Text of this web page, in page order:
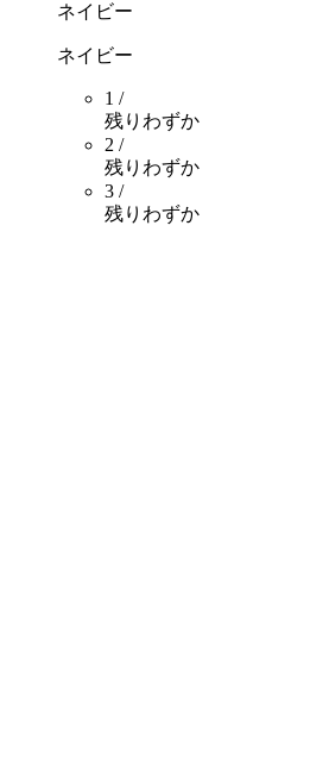
ネイビー
ネイビー
1 /
残りわずか
2 /
残りわずか
3 /
残りわずか